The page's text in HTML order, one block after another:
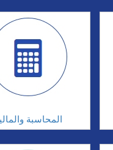
المحاسبة